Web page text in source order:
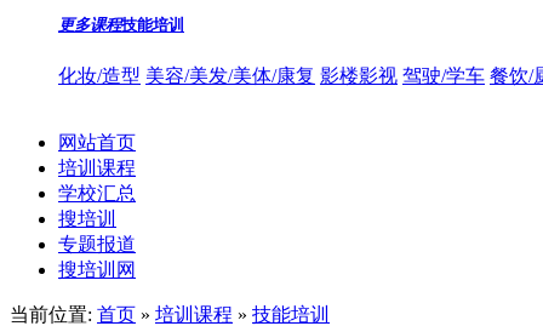
更多课程技能培训
化妆/造型 美容/美发/美体/康复 影楼影视 驾驶/学车 餐饮/
网站首页
培训课程
学校汇总
搜培训
专题报道
搜培训网
当前位置: 首页 » 培训课程 » 技能培训